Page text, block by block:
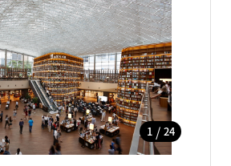
1 / 24